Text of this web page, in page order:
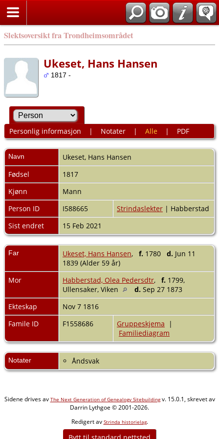
Slektsoversikt fra Trondheimsområdet
Ukeset, Hans Hansen
1817 -
Personlig informasjon | Notater| Alle | PDF
Navn Ukeset, Hans Hansen
Fødsel
1817
Kjønn
Mann
Person ID
I588665 Strindaslekter | Habberstad
Sist endret
15 Feb 2021
Far Ukeset, Hans Hansen, f. 1780 d. Jun 11
1839 (Alder 59 år)
Mor
Habberstad, Olea Pedersdtr, f. 1799,
Ullensaker, Viken
d. Sep 27 1873
Ekteskap
Nov 7 1816
Famile ID
F1558686 Gruppeskjema |
Familiediagram
Notater Åndsvak
Sidene drives av The Next Generation of Genealogy Sitebuildingv. 15.0.1, skrevet av
Darrin Lythgoe © 2001-2026.
Redigert av Strinda historielag.